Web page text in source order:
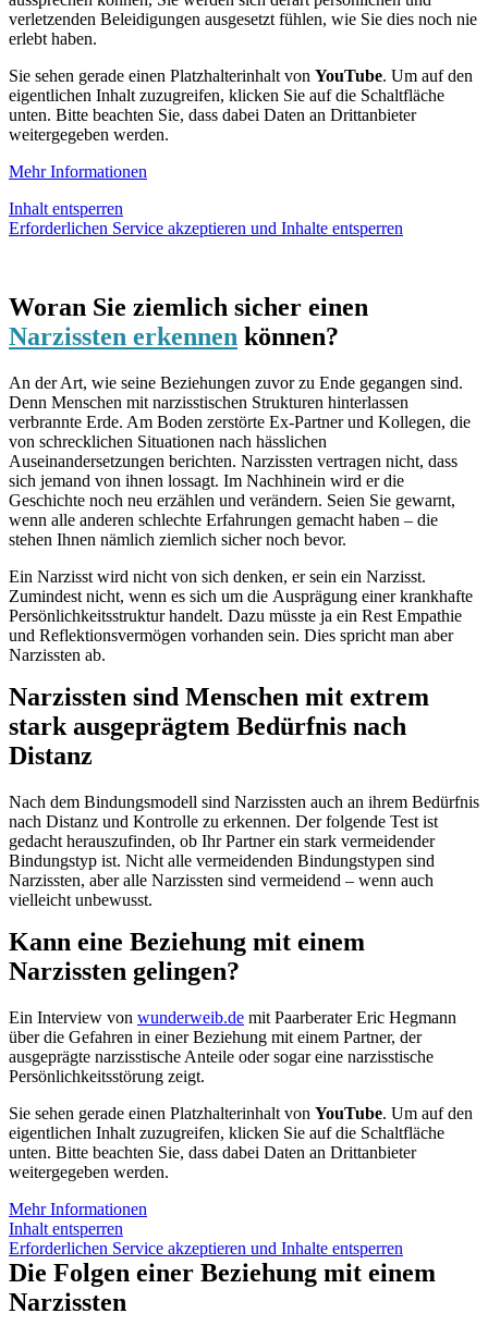
verletzenden Beleidigungen ausgesetzt fühlen, wie Sie dies noch nie
erlebt haben.
Sie sehen gerade einen Platzhalterinhalt von YouTube. Um auf den
eigentlichen Inhalt zuzugreifen, klicken Sie auf die Schaltfläche
unten. Bitte beachten Sie, dass dabei Daten an Drittanbieter
weitergegeben werden.
Mehr Informationen
Inhalt entsperren
Erforderlichen Service akzeptieren und Inhalte entsperren
Woran Sie ziemlich sicher einen
Narzissten erkennen können?
An der Art, wie seine Beziehungen zuvor zu Ende gegangen sind.
Denn Menschen mit narzisstischen Strukturen hinterlassen
verbrannte Erde. Am Boden zerstörte Ex-Partner und Kollegen, die
von schrecklichen Situationen nach hässlichen
Auseinandersetzungen berichten. Narzissten vertragen nicht, dass
sich jemand von ihnen lossagt. Im Nachhinein wird er die
Geschichte noch neu erzählen und verändern. Seien Sie gewarnt,
wenn alle anderen schlechte Erfahrungen gemacht haben – die
stehen Ihnen nämlich ziemlich sicher noch bevor.
Ein Narzisst wird nicht von sich denken, er sein ein Narzisst.
Zumindest nicht, wenn es sich um die Ausprägung einer krankhafte
Persönlichkeitsstruktur handelt. Dazu müsste ja ein Rest Empathie
und Reflektionsvermögen vorhanden sein. Dies spricht man aber
Narzissten ab.
Narzissten sind Menschen mit extrem
stark ausgeprägtem Bedürfnis nach
Distanz
Nach dem Bindungsmodell sind Narzissten auch an ihrem Bedürfnis
nach Distanz und Kontrolle zu erkennen. Der folgende Test ist
gedacht herauszufinden, ob Ihr Partner ein stark vermeidender
Bindungstyp ist. Nicht alle vermeidenden Bindungstypen sind
Narzissten, aber alle Narzissten sind vermeidend – wenn auch
vielleicht unbewusst.
Kann eine Beziehung mit einem
Narzissten gelingen?
Ein Interview von wunderweib.de mit Paarberater Eric Hegmann
über die Gefahren in einer Beziehung mit einem Partner, der
ausgeprägte narzisstische Anteile oder sogar eine narzisstische
Persönlichkeitsstörung zeigt.
Sie sehen gerade einen Platzhalterinhalt von YouTube. Um auf den
eigentlichen Inhalt zuzugreifen, klicken Sie auf die Schaltfläche
unten. Bitte beachten Sie, dass dabei Daten an Drittanbieter
weitergegeben werden.
Mehr Informationen
Inhalt entsperren
Erforderlichen Service akzeptieren und Inhalte entsperren
Die Folgen einer Beziehung mit einem
Narzissten